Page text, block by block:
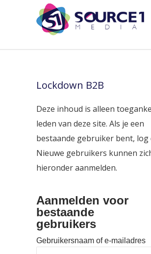
Lockdown B2B
Deze inhoud is alleen
leden van deze site. Als je een
bestaande gebruiker bent, log
Nieuwe gebruikers kunnen
hieronder aanmelden.
Aanmelden voor
bestaande
gebruikers
Gebruikersnaam of e-mailadres